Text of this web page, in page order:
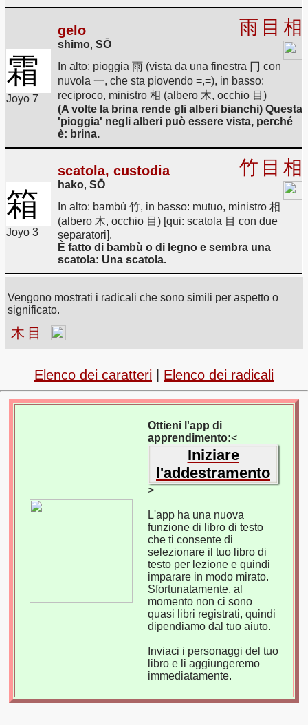
霜
Joyo 7
gelo
shimo, SŌ
雨 目 相
In alto: pioggia 雨 (vista da una finestra 冂 con
nuvola 一, che sta piovendo =,=), in basso:
reciproco, ministro 相 (albero 木, occhio 目)
(A volte la brina rende gli alberi bianchi) Questa
'pioggia' negli alberi può essere vista, perché
è: brina.
箱
Joyo 3
scatola, custodia
hako, SŌ
竹 目 相
In alto: bambù 竹, in basso: mutuo, ministro 相
(albero 木, occhio 目) [qui: scatola 目 con due
separatori].
È fatto di bambù o di legno e sembra una
scatola: Una scatola.
Vengono mostrati i radicali che sono simili per aspetto o
significato.
木 目
Elenco dei caratteri Elenco dei radicali
Ottieni l'app di
apprendimento:<
Iniziare
l'addestramento
>
L'app ha una nuova
funzione di libro di testo
che ti consente di
selezionare il tuo libro di
testo per lezione e quindi
imparare in modo mirato.
Sfortunatamente, al
momento non ci sono
quasi libri registrati, quindi
dipendiamo dal tuo aiuto.
Inviaci i personaggi del tuo
libro e li aggiungeremo
immediatamente.